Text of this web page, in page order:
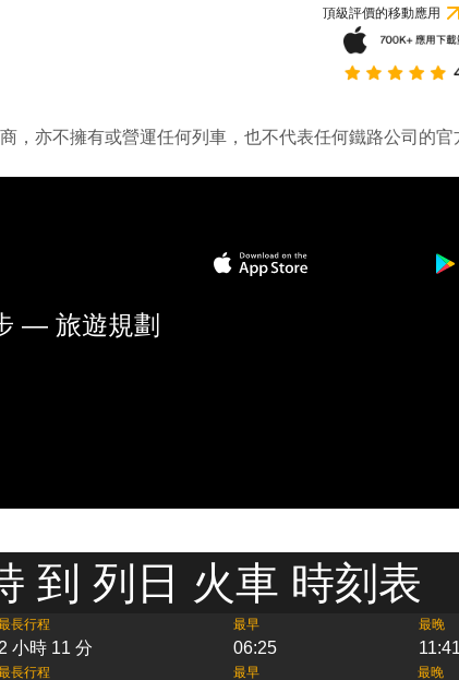
頂級評價的移動應用
，亦不擁有或營運任何列車，也不代表任何鐵路公司的
— 旅遊規劃
到 列日 火車 時刻表
長行程
2 小時 11 分
最早
06:25
最晚
11:41
長行程 最早 最晚